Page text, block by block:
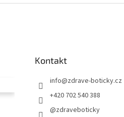
Kontakt
info@zdrave-boticky.cz
+420 702 540 388
@zdraveboticky